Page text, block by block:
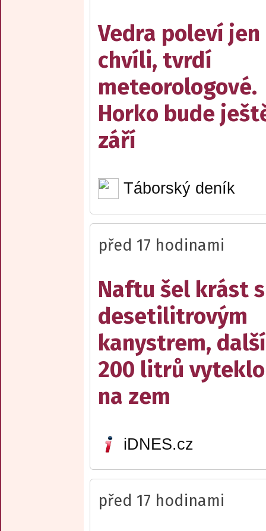
Vedra poleví jen
chvíli, tvrdí
meteorologové.
Horko bude
září
Táborský deník
před 17 hodinami
Naftu šel krást s
desetilitrovým
kanystrem,
200 litrů vyteklo
na zem
iDNES.cz
před 17 hodinami